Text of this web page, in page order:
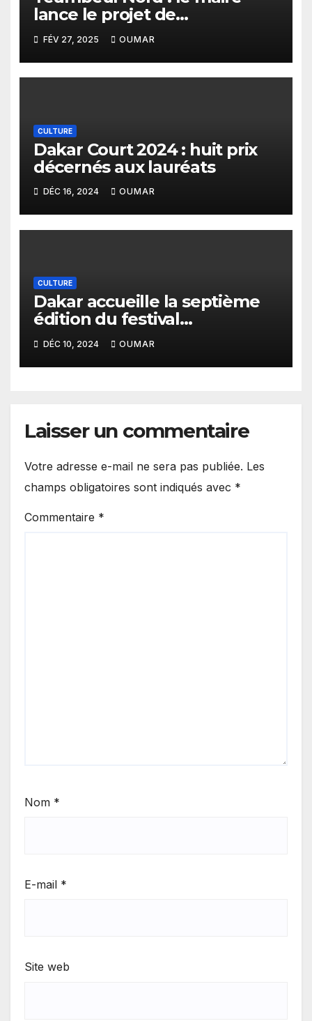
lance le projet de
construction d’un centre
socioculturel
FÉV 27, 2025 OUMAR
CULTURE
Dakar Court 2024 : huit prix
décernés aux lauréats
DÉC 16, 2024 OUMAR
CULTURE
Dakar accueille la septième
édition du festival
international de court-
métrage
DÉC 10, 2024 OUMAR
Laisser un commentaire
Votre adresse e-mail ne sera pas publiée. Les
champs obligatoires sont indiqués avec *
Commentaire *
Nom *
E-mail *
Site web